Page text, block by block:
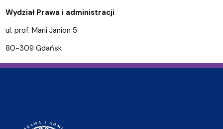
Wydział Prawa i administracji
ul. prof. Marii Janion 5
80-309 Gdańsk